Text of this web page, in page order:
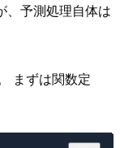
、予測処理自体は
まずは関数定